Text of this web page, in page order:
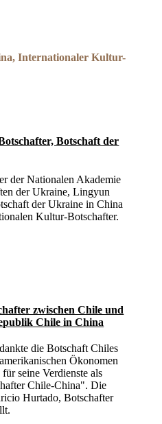
Internationaler Kultur-
Botschaft der
der Nationalen Akademie
der Ukraine, Lingyun
der Ukraine in China
Kultur-Botschafter.
zwischen Chile und
Chile in China
die Botschaft Chiles
Ökonomen
seine Verdienste als
Chile-China". Die
Hurtado, Botschafter